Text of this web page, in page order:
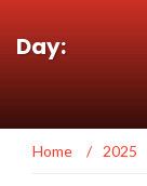
Day:
Home / 2025